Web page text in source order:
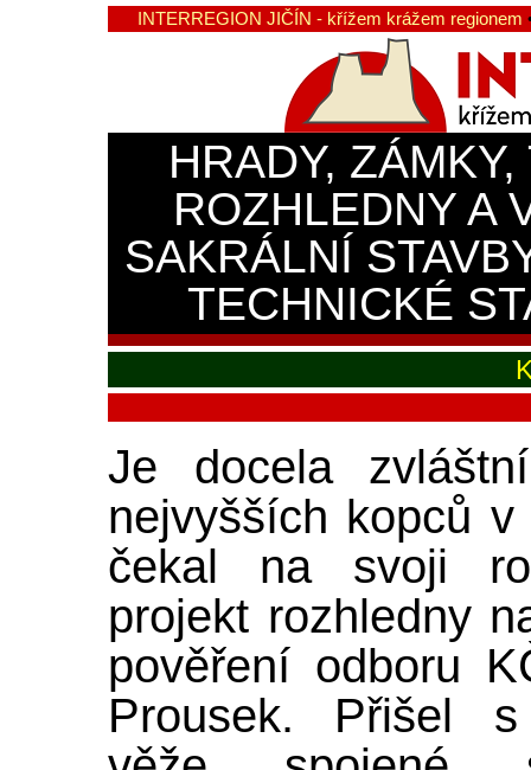
INTERREGION JIČÍN - křížem krážem regionem
HRADY,
ROZHLEDNY A
SAKRÁLNÍ
TECHNICKÉ
Je docela
nejvyšších kopců
čekal na svoji
projekt rozhledny
pověření odboru
Prousek. Přišel s